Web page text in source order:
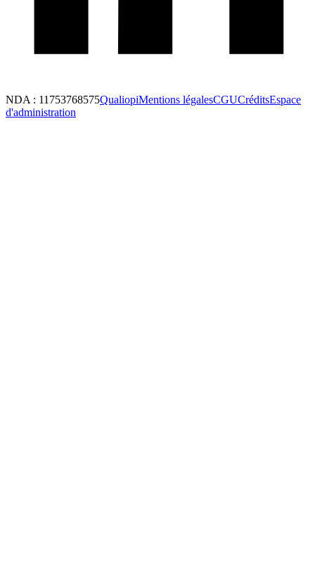
NDA : 11753768575QualiopiMentions légalesCGUCréditsEspace
d'administration